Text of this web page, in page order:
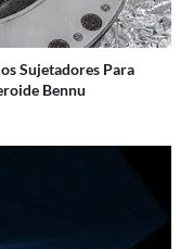
Sujetadores Para
Bennu